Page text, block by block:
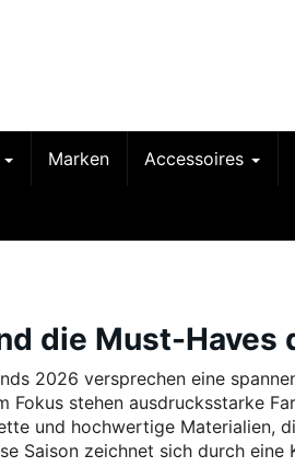
Marken Accessoires
die Must-Haves
2026 versprechen eine
Fokus stehen ausdrucksstarke
und hochwertige Materialien,
Saison zeichnet sich durch eine